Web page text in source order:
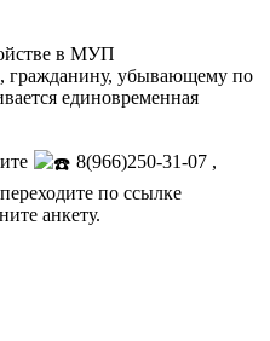
в МУП
гражданину, убывающему по
единовременная
8(966)250-31-07 ,
по ссылке
анкету.